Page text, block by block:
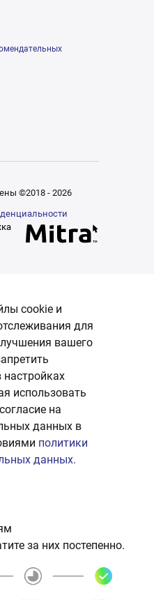
©2018 - 2026
cookie и
для
вашего
настройках
использовать
на
данных в
политики
данных.
за них постепенно.